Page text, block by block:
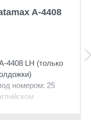
A-4408
4408 LH (только
номером: 25